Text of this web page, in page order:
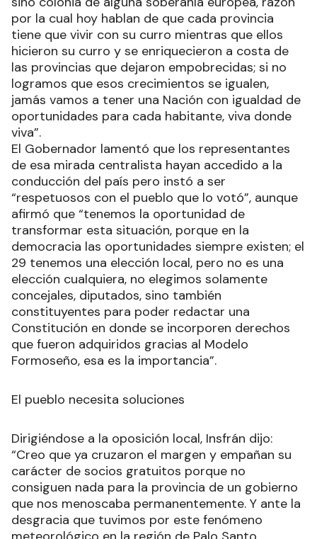
por la cual hoy hablan de que cada provincia
tiene que vivir con su curro mientras que ellos
hicieron su curro y se enriquecieron a costa de
las provincias que dejaron empobrecidas; si no
logramos que esos crecimientos se igualen,
jamás vamos a tener una Nación con igualdad de
oportunidades para cada habitante, viva donde
viva”.
El Gobernador lamentó que los representantes
de esa mirada centralista hayan accedido a la
conducción del país pero instó a ser
“respetuosos con el pueblo que lo votó”, aunque
afirmó que “tenemos la oportunidad de
transformar esta situación, porque en la
democracia las oportunidades siempre existen; el
29 tenemos una elección local, pero no es una
elección cualquiera, no elegimos solamente
concejales, diputados, sino también
constituyentes para poder redactar una
Constitución en donde se incorporen derechos
que fueron adquiridos gracias al Modelo
Formoseño, esa es la importancia”.
El pueblo necesita soluciones
Dirigiéndose a la oposición local, Insfrán dijo:
“Creo que ya cruzaron el margen y empañan su
carácter de socios gratuitos porque no
consiguen nada para la provincia de un gobierno
que nos menoscaba permanentemente. Y ante la
desgracia que tuvimos por este fenómeno